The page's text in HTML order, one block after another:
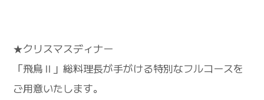
★クリスマスディナー
「飛鳥Ⅱ」総料理長が手がける特別なフルコースを
ご用意いたします。